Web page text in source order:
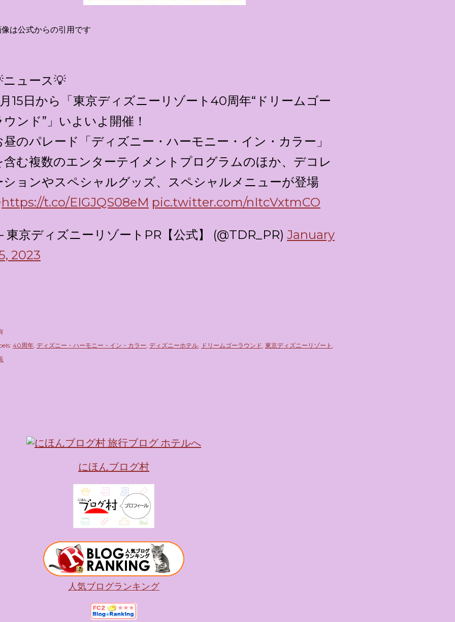
は公式からの引用です
ニュース💡
15日から「東京ディズニーリゾート40周年“ドリームゴー
ウンド”」いよいよ開催！
昼のパレード「ディズニー・ハーモニー・イン・カラー」
含む複数のエンターテイメントプログラムのほか、デコレ
ションやスペシャルグッズ、スペシャルメニューが登場
https://t.co/EIGJQS08eM pic.twitter.com/nItcVxtmCO
京ディズニーリゾートPR【公式】 (@TDR_PR) January
2023
40周年 ディズニー・ハーモニー・イン・カラー ディズニーホテル ドリームゴーラウンド 東京ディズニーリゾート
にほんブログ村
人気ブログランキング